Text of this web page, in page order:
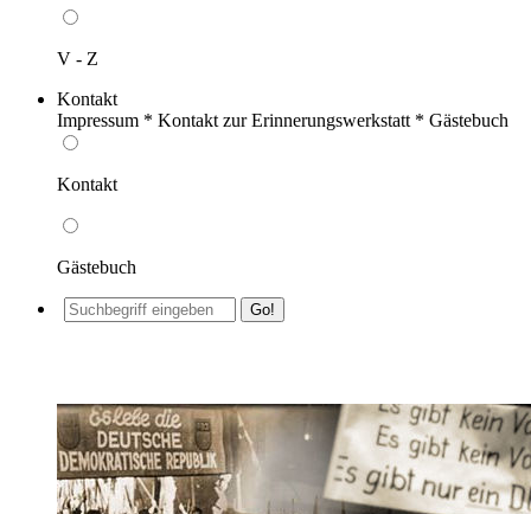
V - Z
Kontakt
Impressum * Kontakt zur Erinnerungswerkstatt * Gästebuch
Kontakt
Gästebuch